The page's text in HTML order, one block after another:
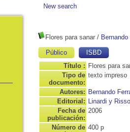
New search
Flores para sanar /
Público
ISBD
Título : Flores para
Tipo de
documento:
texto impreso
Autores: Bernando
Editorial: Linardi y Risso
Fecha de
publicación:
2006
Número de 400 p